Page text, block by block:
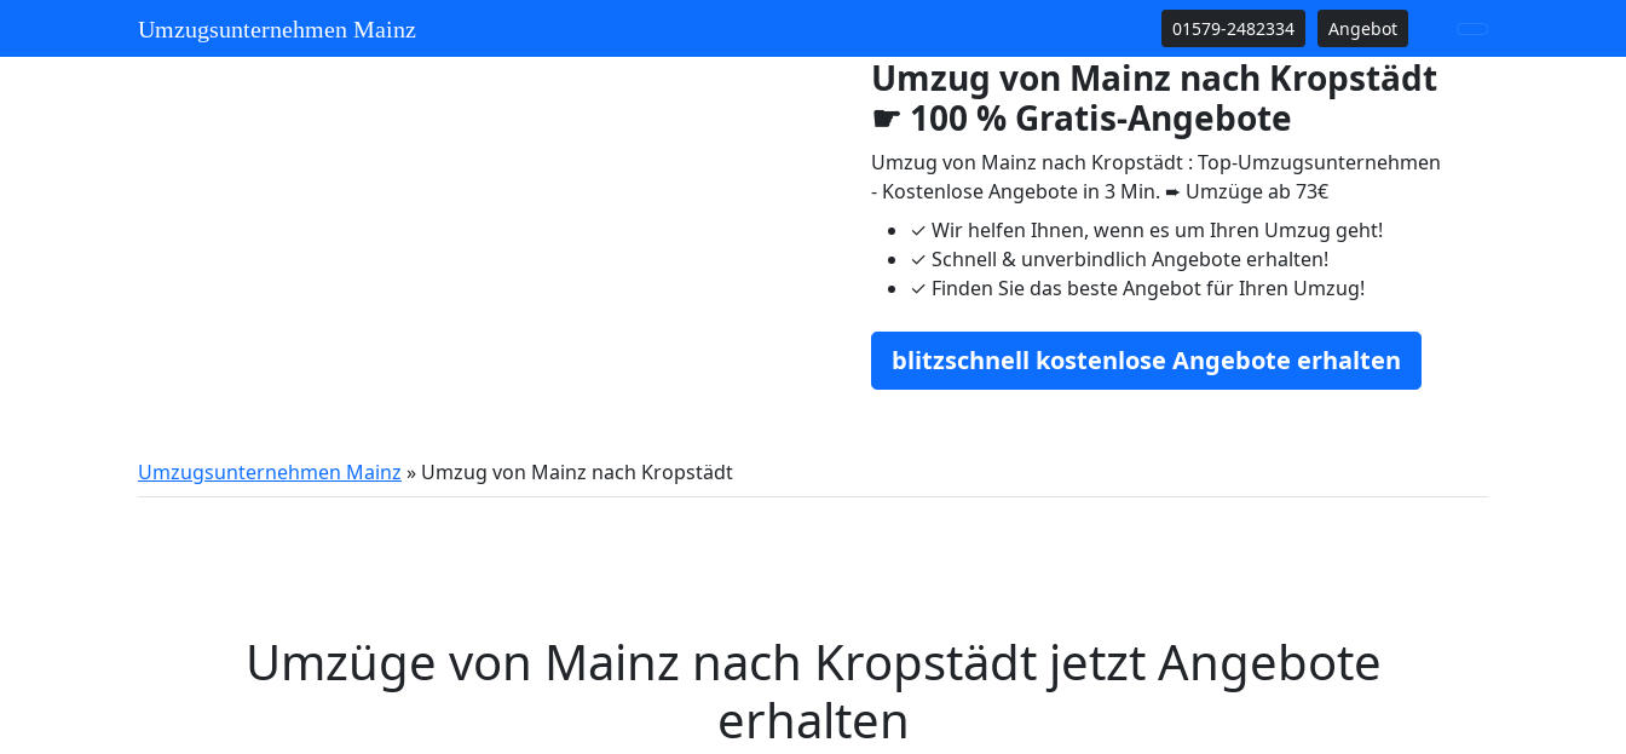
Umzugsunternehmen Mainz 01579-2482334 Angebot
Umzug von Mainz nach Kropstädt
☛ 100 % Gratis-Angebote
Umzug von Mainz nach Kropstädt : Top-Umzugsunternehmen
- Kostenlose Angebote in 3 Min. ➨ Umzüge ab 73€
✓ Wir helfen Ihnen, wenn es um Ihren Umzug geht!
✓ Schnell & unverbindlich Angebote erhalten!
✓ Finden Sie das beste Angebot für Ihren Umzug!
blitzschnell kostenlose Angebote erhalten
Umzugsunternehmen Mainz » Umzug von Mainz nach Kropstädt
Umzüge von Mainz nach Kropstädt jetzt Angebote
erhalten